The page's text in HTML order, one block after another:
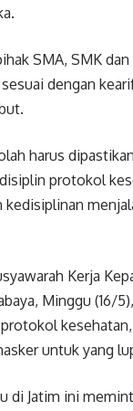
SMA, SMK
dengan
harus
protokol
Kerja
Minggu (16/
untuk yang
di Jatim ini